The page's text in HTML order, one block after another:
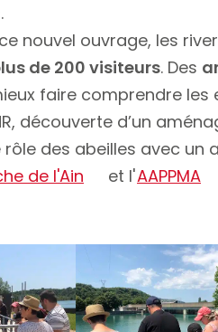
nouvel ouvrage, les
de 200 visiteurs. Des
faire comprendre
découverte d’un
des abeilles avec
de l'Ain
et l'AAPPMA